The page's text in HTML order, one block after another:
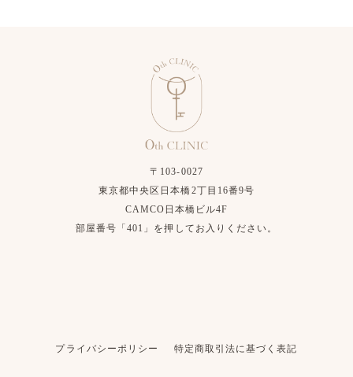
〒103-0027
東京都中央区日本橋2丁目16番9号
CAMCO日本橋ビル4F
部屋番号「401」を押してお入りください。
プライバシーポリシー 特定商取引法に基づく表記